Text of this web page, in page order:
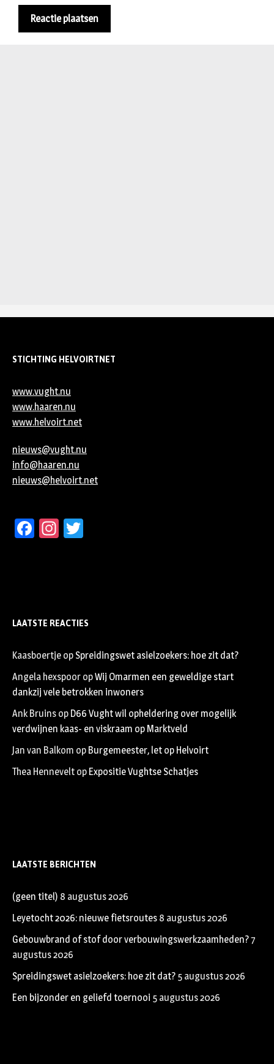
STICHTING HELVOIRTNET
www.vught.nu
www.haaren.nu
www.helvoirt.net
nieuws@vught.nu
info@haaren.nu
nieuws@helvoirt.net
Facebook
Instagram
LAATSTE REACTIES
Kaasboertje op Spreidingswet asielzoekers: hoe zit dat?
Angela hexspoor opWij Omarmen een geweldige start
dankzij vele betrokken inwoners
Ank Bruins op D66 Vught wil opheldering over mogelijk
verdwijnen kaas- en viskraam op Marktveld
Jan van Balkom op Burgemeester, let op Helvoirt
Thea Hennevelt op Expositie Vughtse Schatjes
LAATSTE BERICHTEN
(geen titel) 8 augustus 2026
Leyetocht 2026: nieuwe fietsroutes 8 augustus 2026
Gebouwbrand of stof door verbouwingswerkzaamheden?7
augustus 2026
Spreidingswet asielzoekers: hoe zit dat? 5 augustus 2026
Een bijzonder en geliefd toernooi 5 augustus 2026